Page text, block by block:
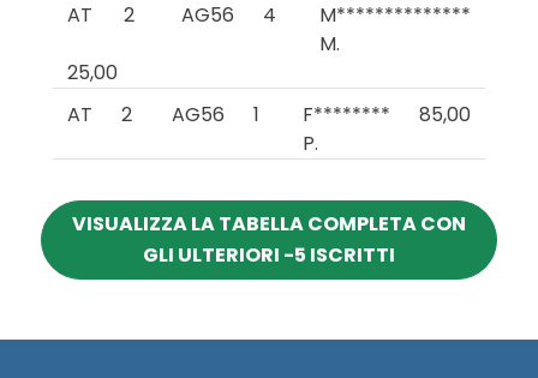
AT 2 AG56 4
M**************
M.
25,00
AT
2 AG56 1
F********
P.
85,00
VISUALIZZA LA TABELLA COMPLETA CON
GLI ULTERIORI -5 ISCRITTI